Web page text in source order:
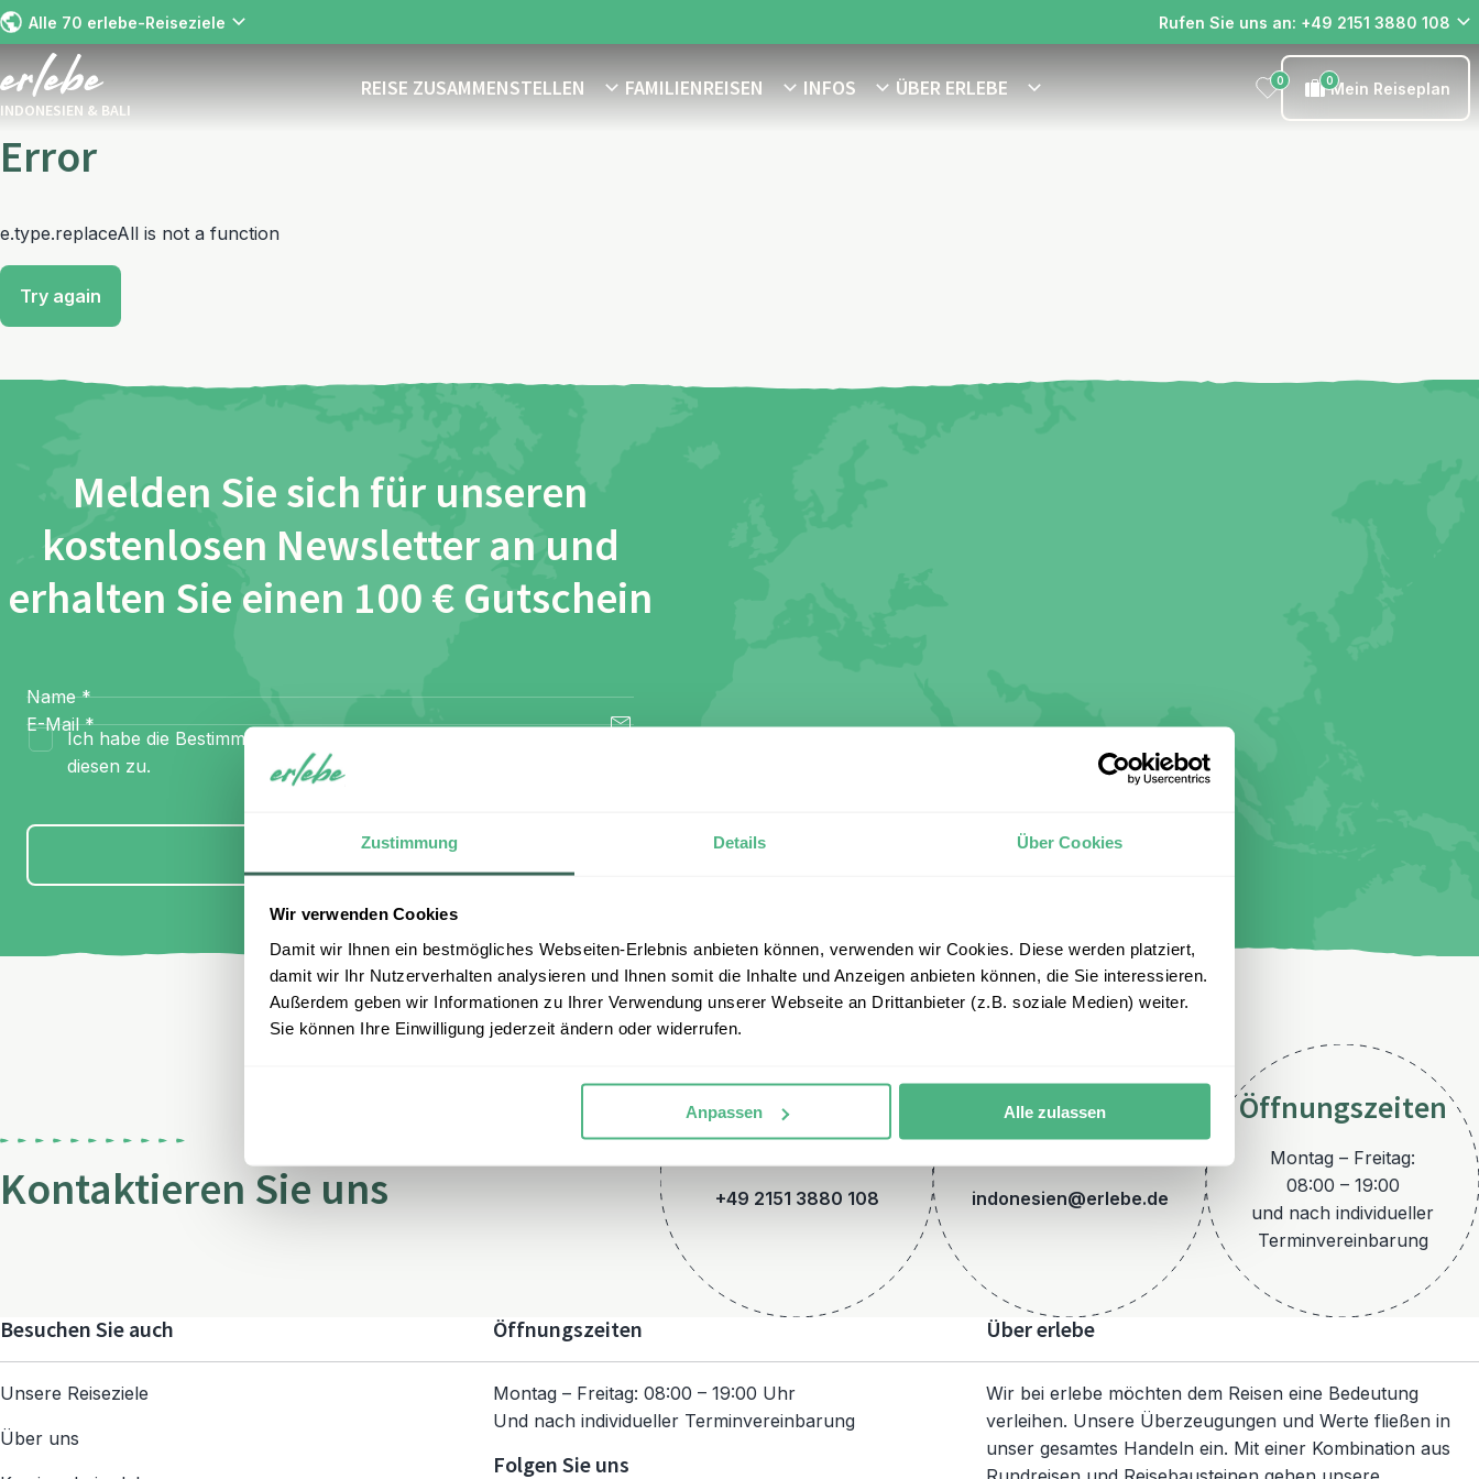
Zustimmung Details Über Cookies
Wir verwenden Cookies
Damit wir Ihnen ein bestmögliches Webseiten-Erlebnis anbieten können, verwenden wir Cookies. Diese werden platziert,
damit wir Ihr Nutzerverhalten analysieren und Ihnen somit die Inhalte und Anzeigen anbieten können, die Sie interessieren.
Außerdem geben wir Informationen zu Ihrer Verwendung unserer Webseite an Drittanbieter (z.B. soziale Medien) weiter.
Sie können Ihre Einwilligung jederzeit ändern oder widerrufen.
Anpassen Alle zulassen
Alle 70 erlebe-Reiseziele Rufen Sie uns an: +49 2151 3880 108
INDONESIEN & BALI
REISE ZUSAMMENSTELLEN FAMILIENREISEN INFOS ÜBER ERLEBE 0 0Mein Reiseplan
Error
e.type.replaceAll is not a function
Try again
Melden Sie sich für unseren
kostenlosen Newsletter an und
erhalten Sie einen 100 € Gutschein
Name *
E-Mail *
Ich habe die Bestimmungen zum
diesen zu.
Anmelden
Kontaktieren Sie uns
Telefon
+49 2151 3880 108
E-Mail
indonesien@erlebe.de
Öffnungszeiten
Montag – Freitag:
08:00 – 19:00
und nach individueller
Terminvereinbarung
Besuchen Sie auch
Unsere Reiseziele
Über uns
Öffnungszeiten
Montag – Freitag: 08:00 – 19:00 Uhr
Und nach individueller Terminvereinbarung
Folgen Sie uns
Über erlebe
Wir bei erlebe möchten dem Reisen eine Bedeutung
verleihen. Unsere Überzeugungen und Werte fließen in
unser gesamtes Handeln ein. Mit einer Kombination aus